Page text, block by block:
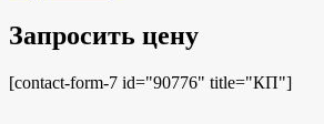
Запросить цену
[contact-form-7 id="90776" title="КП"]